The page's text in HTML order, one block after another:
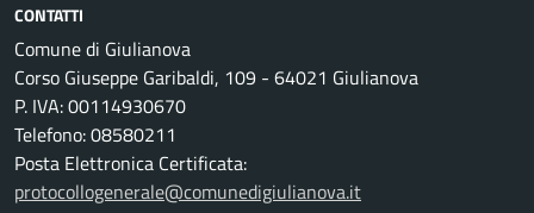
CONTATTI
Comune di Giulianova
Corso Giuseppe Garibaldi, 109 - 64021 Giulianova
P. IVA: 00114930670
Telefono: 08580211
Posta Elettronica Certificata:
protocollogenerale@comunedigiulianova.it